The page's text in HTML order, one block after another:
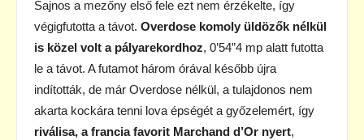
Sajnos a mezőny első fele ezt nem érzékelte, így
végigfutotta a távot. Overdose komoly üldözők nélkül
is közel volt a pályarekordhoz, 0’54”4 mp alatt futotta
le a távot. A futamot három órával később újra
indították, de már Overdose nélkül, a tulajdonos nem
akarta kockára tenni lova épségét a győzelemért, így
riválisa, a francia favorit Marchand d’Or nyert,